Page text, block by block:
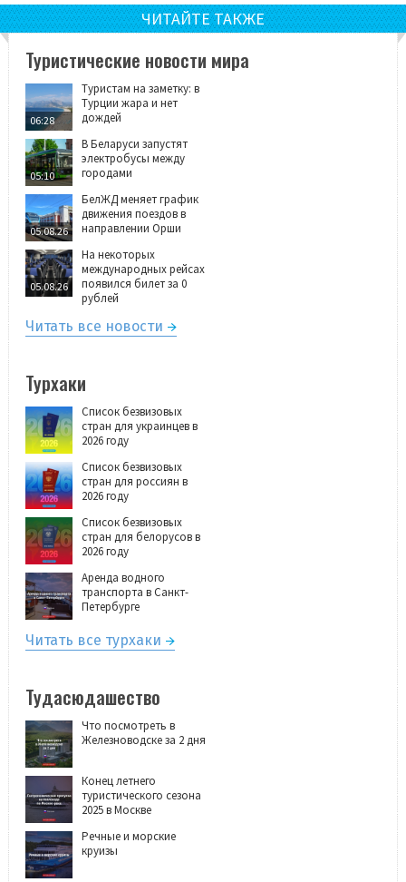
ЧИТАЙТЕ ТАКЖЕ
Туристические новости мира
06:28
Туристам на заметку: в
Турции жара и нет
дождей
05:10
В Беларуси запустят
электробусы между
городами
05.08.26
БелЖД меняет график
движения поездов в
направлении Орши
05.08.26
На некоторых
международных рейсах
появился билет за 0
рублей
Читать все новости
Турхаки
Список безвизовых
стран для украинцев в
2026 году
Список безвизовых
стран для россиян в
2026 году
Список безвизовых
стран для белорусов в
2026 году
Аренда водного
транспорта в Санкт-
Петербурге
Читать все турхаки
Тудасюдашество
Что посмотреть в
Железноводске за 2 дня
Конец летнего
туристического сезона
2025 в Москве
Речные и морские
круизы